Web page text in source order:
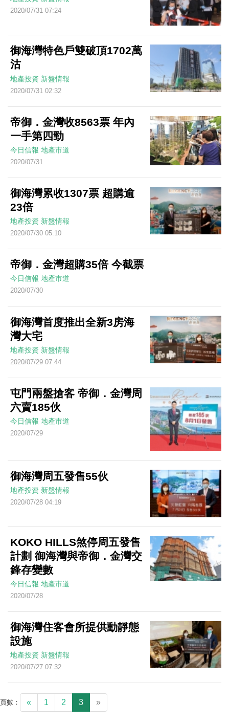
2020/07/31 07:24
御海灣特色戶雙破頂1702萬
沽
地產投資 新盤情報
2020/07/31 02:32
帝御．金灣收8563票 年內
一手第四勁
今日信報 地產市道
2020/07/31
御海灣累收1307票 超購逾
23倍
地產投資 新盤情報
2020/07/30 05:10
帝御．金灣超購35倍 今截票
今日信報 地產市道
2020/07/30
御海灣首度推出全新3房海
灣大宅
地產投資 新盤情報
2020/07/29 07:44
屯門兩盤搶客 帝御．金灣周
六賣185伙
今日信報 地產市道
2020/07/29
御海灣周五發售55伙
地產投資 新盤情報
2020/07/28 04:19
KOKO HILLS煞停周五發售
計劃 御海灣與帝御．金灣交
鋒存變數
今日信報 地產市道
2020/07/28
御海灣住客會所提供動靜態
設施
地產投資 新盤情報
2020/07/27 07:32
頁數： « 1 2 3 »